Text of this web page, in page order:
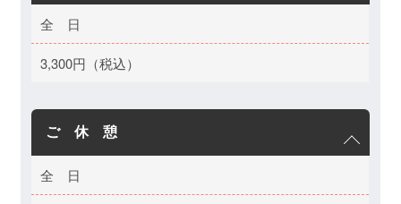
全 日
3,300円（税込）
ご 休 憩
全 日